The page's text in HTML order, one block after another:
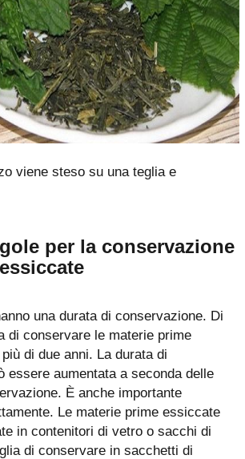
viene steso su una teglia e
per la conservazione
una durata di conservazione. Di
di conservare le materie prime
di due anni. La durata di
essere aumentata a seconda delle
È anche importante
Le materie prime essiccate
in contenitori di vetro o sacchi di
di conservare in sacchetti di